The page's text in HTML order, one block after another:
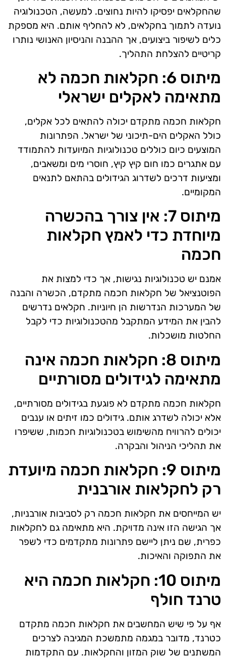
שהחקלאים יפסיקו להיות נחוצים. למעשה, הטכנולוגיה
נועדה לתמוך בחקלאים, לא להחליף אותם. היא מספקת
כלים לשיפור ביצועים, אך ההבנה והניסיון האנושי נותרו
קריטיים להצלחת התהליך.
מיתוס 6: חקלאות חכמה לא
מתאימה לאקלים ישראלי
חקלאות חכמה מתקדם יכולה להתאים לכל אקלים,
כולל האקלים הים-תיכוני של ישראל. הפתרונות
המוצעים כיום כוללים טכנולוגיות המיועדות להתמודד
עם אתגרים כמו חום קיץ קיץ, חוסרי מים ומשאבים,
ומציעות דרכים לשדרוג הגידולים בהתאם לתנאים
המקומיים.
מיתוס 7: אין צורך בהכשרה
מיוחדת כדי לאמץ חקלאות
חכמה
אמנם יש טכנולוגיות נגישות, אך כדי למצות את
הפוטנציאל של חקלאות חכמה מתקדם, הכשרה והבנה
של המערכות הנדרשות הן חיוניות. חקלאים נדרשים
להבין את המידע המתקבל מהטכנולוגיות כדי לקבל
החלטות מושכלות.
מיתוס 8: חקלאות חכמה אינה
מתאימה לגידולים מסורתיים
חקלאות חכמה מתקדם לא פוגעת בגידולים מסורתיים,
אלא יכולה לשדרג אותם. גידולים כמו זיתים או ענבים
יכולים להרוויח מהשימוש בטכנולוגיות חכמות, ששיפרו
את תהליכי הניהול והבקרה.
מיתוס 9: חקלאות חכמה מיועדת
רק לחקלאות אורבנית
יש המייחסים את חקלאות חכמה רק לסביבות אורבניות,
אך הגישה הזו אינה מדויקת. היא מתאימה גם לחקלאות
כפרית, שם ניתן ליישם פתרונות מתקדמים כדי לשפר
את התפוקה והאיכות.
מיתוס 10: חקלאות חכמה היא
טרנד חולף
אף על פי שיש המחשבים את חקלאות חכמה מתקדם
כטרנד, מדובר במגמה מתמשכת המגיבה לצרכים
המשתנים של שוק המזון והחקלאות. עם התקדמות